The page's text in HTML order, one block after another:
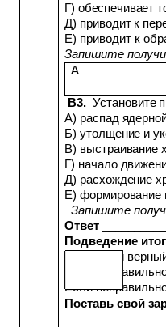
Г) обеспечивает
Д) приводит к
Е) приводит к
Запишите
А
В3.Установите
А) распад
Б) утолщение и
В) выстраивание
Г) начало
Д) расхождение
Е) формирование
Запишите
Ответ
Подведение
За каждый
Если
Если
Поставь свой